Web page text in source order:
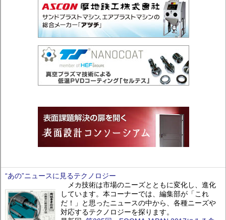
“あの”ニュースに見るテクノロジー
メカ技術は市場のニーズとともに変化し、進化
しています。本コーナーでは、編集部が「これ
だ！」と思ったニュースの中から、各種ニーズや
対応するテクノロジーを探ります。